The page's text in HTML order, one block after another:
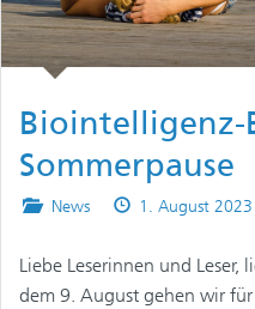
Sommerpause
Posted
News
Published
1. August 2023
Liebe Leserinnen und
dem 9. August gehen wir